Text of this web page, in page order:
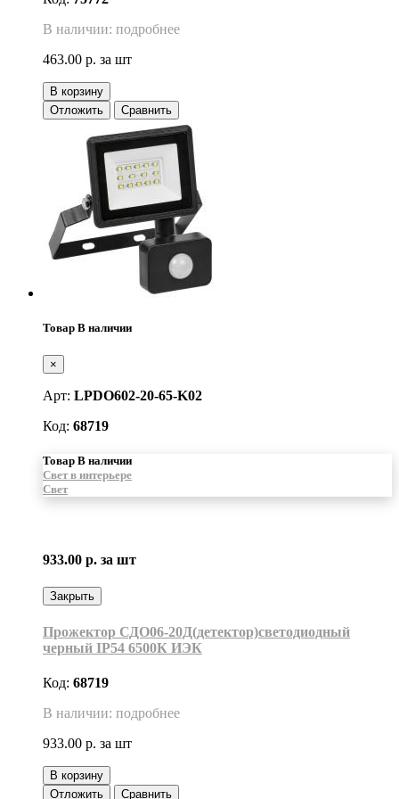
В наличии: подробнее
463.00 р. за шт
В корзину
Отложить
Сравнить
Товар В наличии
×
Арт: LPDO602-20-65-K02
Код: 68719
Товар В наличии
Свет в интерьере
Свет
933.00 р. за шт
Закрыть
Прожектор СДО06-20Д(детектор)светодиодный
черный IP54 6500К ИЭК
Код: 68719
В наличии: подробнее
933.00 р. за шт
В корзину
Отложить
Сравнить